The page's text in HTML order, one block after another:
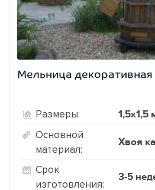
Мельница декоративная
Размеры: 1,5х1,5
Основной
материал:
Хвоя
Срок
изготовления:
3-5